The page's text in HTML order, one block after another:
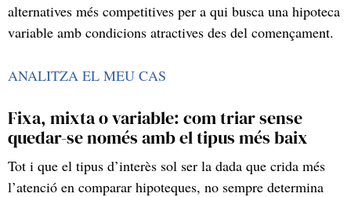
alternatives més competitives per a qui busca una hipoteca
variable amb condicions atractives des del començament.
ANALITZA EL MEU CAS
Fixa, mixta o variable: com triar sense
quedar-se només amb el tipus més baix
Tot i que el tipus d’interès sol ser la dada que crida més
l’atenció en comparar hipoteques, no sempre determina